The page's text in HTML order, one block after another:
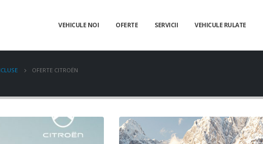
VEHICULE NOI OFERTE SERVICII VEHICULE RULATE
OFERTE CITROËN